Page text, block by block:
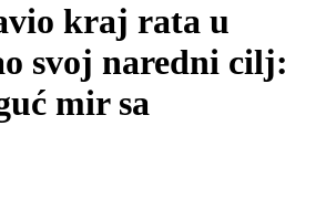
kraj rata u
svoj naredni cilj:
mir sa